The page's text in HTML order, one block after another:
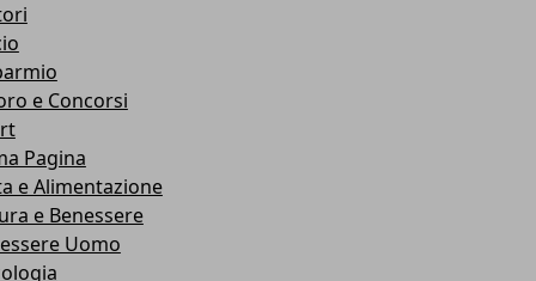
e Concorsi
Pagina
e Alimentazione
e Benessere
Uomo